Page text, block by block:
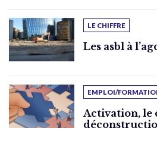
LE CHIFFRE
Les asbl à
EMPLOI/
Activation, le